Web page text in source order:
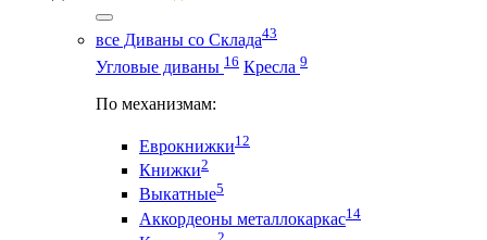
все Диваны со Склада43
Угловые диваны 16 Кресла 9
По механизмам:
Еврокнижки12
Книжки2
Выкатные5
Аккордеоны металлокаркас14